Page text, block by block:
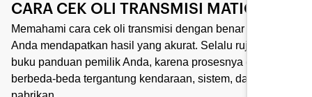
CARA CEK OLI TRANSMISI MATIC
Memahami cara cek oli transmisi dengan benar membantu
Anda mendapatkan hasil yang akurat. Selalu rujuk ke
buku panduan pemilik Anda, karena prosesnya dapat
berbeda-beda tergantung kendaraan, sistem, dan